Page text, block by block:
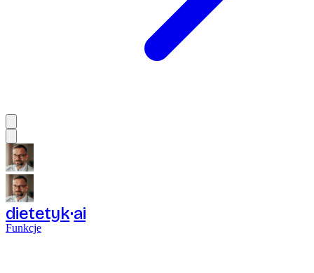
dietetyk ai
Funkcje